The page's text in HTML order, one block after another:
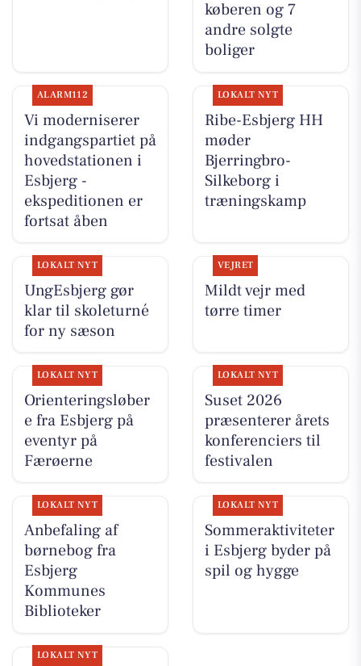
køberen og 7
andre solgte
boliger
ALARM112
Vi moderniserer
indgangspartiet på
hovedstationen i
Esbjerg -
ekspeditionen er
fortsat åben
LOKALT NYT
Ribe-Esbjerg HH
møder
Bjerringbro-
Silkeborg i
træningskamp
LOKALT NYT
UngEsbjerg gør
klar til skoleturné
for ny sæson
VEJRET
Mildt vejr med
tørre timer
LOKALT NYT
Orienteringsløber
e fra Esbjerg på
eventyr på
Færøerne
LOKALT NYT
Suset 2026
præsenterer årets
konferenciers til
festivalen
LOKALT NYT
Anbefaling af
børnebog fra
Esbjerg
Kommunes
Biblioteker
LOKALT NYT
Sommeraktiviteter
i Esbjerg byder på
spil og hygge
LOKALT NYT